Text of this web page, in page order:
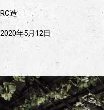
RC造
2020年5月12日